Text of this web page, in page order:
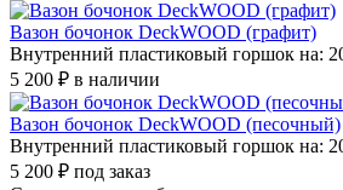
Вазон бочонок DeckWOOD (графит)
Внутренний пластиковый горшок на:
5 200 ₽ в наличии
Вазон бочонок DeckWOOD (песочный)
Внутренний пластиковый горшок на:
5 200 ₽ под заказ